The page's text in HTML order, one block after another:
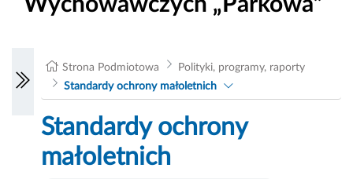
Strona Podmiotowa
Polityki, programy, raporty
Standardy ochrony małoletnich
Standardy ochrony
małoletnich